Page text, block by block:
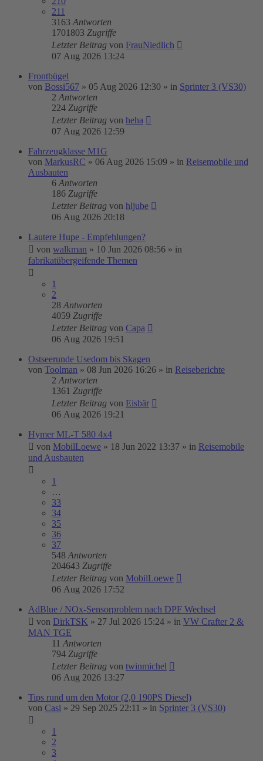
211
3163 Antworten
1701803 Zugriffe
Letzter Beitrag von FrauNiedlich
07 Aug 2026 13:24
Frontbügel
von Bossi567 » 05 Aug 2026 12:30 » in Sprinter 3 (VS30)
2 Antworten
224 Zugriffe
Letzter Beitrag von heha
07 Aug 2026 12:59
Fahrzeugklasse M1G
von MarkusRC » 06 Aug 2026 15:09 » in Reisemobile und
Ausbauten
6 Antworten
186 Zugriffe
Letzter Beitrag von hljube
06 Aug 2026 20:18
Lautere Hupe - Empfehlungen?
von walkman » 10 Jun 2026 08:56 » in
fabrikatübergeifende Themen
1
2
28 Antworten
4059 Zugriffe
Letzter Beitrag von Capa
06 Aug 2026 19:51
Ostseerunde Usedom bis Skagen
von Toolman » 08 Jun 2026 16:26 » in Reiseberichte
2 Antworten
1361 Zugriffe
Letzter Beitrag von Eisbär
06 Aug 2026 19:21
Hymer ML-T 580 4x4
von MobilLoewe » 18 Jun 2022 13:37 » in Reisemobile
und Ausbauten
1
…
33
34
35
36
37
548 Antworten
204643 Zugriffe
Letzter Beitrag von MobilLoewe
06 Aug 2026 17:52
AdBlue / NOx-Sensorproblem nach DPF Wechsel
von DirkTSK » 27 Jul 2026 15:24 » in VW Crafter 2 &
MAN TGE
11 Antworten
794 Zugriffe
Letzter Beitrag von twinmichel
06 Aug 2026 13:27
Tips rund um den Motor (2,0 190PS Diesel)
von Casi » 29 Sep 2025 22:11 » in Sprinter 3 (VS30)
1
2
3